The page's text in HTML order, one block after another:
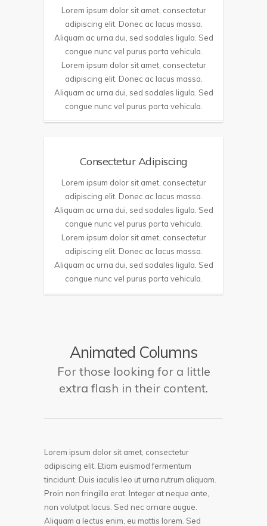
Lorem ipsum dolor sit amet, consectetur
adipiscing elit. Donec ac lacus massa.
Aliquam ac urna dui, sed sodales ligula. Sed
congue nunc vel purus porta vehicula.
Lorem ipsum dolor sit amet, consectetur
adipiscing elit. Donec ac lacus massa.
Aliquam ac urna dui, sed sodales ligula. Sed
congue nunc vel purus porta vehicula.
Consectetur Adipiscing
Lorem ipsum dolor sit amet, consectetur
adipiscing elit. Donec ac lacus massa.
Aliquam ac urna dui, sed sodales ligula. Sed
congue nunc vel purus porta vehicula.
Lorem ipsum dolor sit amet, consectetur
adipiscing elit. Donec ac lacus massa.
Aliquam ac urna dui, sed sodales ligula. Sed
congue nunc vel purus porta vehicula.
Animated Columns
For those looking for a little
extra flash in their content.
Lorem ipsum dolor sit amet, consectetur
adipiscing elit. Etiam euismod fermentum
tincidunt. Duis iaculis leo ut urna rutrum aliquam.
Proin non fringilla erat. Integer at neque ante,
non volutpat lacus. Sed nec ornare augue.
Aliquam a lectus enim, eu mattis lorem. Sed